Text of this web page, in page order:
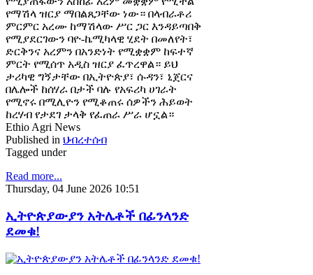
የማሽላ ዝርያ ማበልጸጋቸው ነው። በላብራቶሪ
ምርምር አረሙ ከማሽላው ሥር ጋር እንዳይጣበቅ
የሚያደርገውን ባዮ-ኬሚካላዊ ሂደት በመለየት፣
ድርቅንና አረምን በአንድነት የሚቋቋም ከፍተኛ
ምርት የሚሰጥ አዲስ ዝርያ ፈጥረዋል። ይህ
ታሪካዊ ግኝታቸው በኢትዮጵያ፣ ሱዳን፣ ኒጀርና
በሌሎች ከሰሃራ በታች ባሉ የአፍሪካ ሀገራት
የሚኖሩ በሚሊዮን የሚቆጠሩ ሰዎችን ሕይወት
ከረሃብ የታደገ ታላቅ የፈጠራ ሥራ ሆኗል።
Ethio Agri News
Published in ህብረተሰብ
Tagged under
Read more...
Thursday, 04 June 2026 10:51
ኢትዮጵያውያን አትሌቶች በፊንላንድ
ደመቁ!